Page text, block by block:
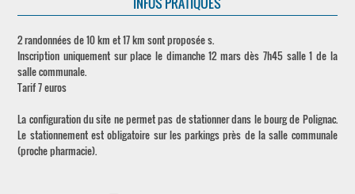
2 randonnées de 10 km et 17 km sont proposée s.
Inscription uniquement sur place le dimanche 12 mars dès 7h45 salle 1 de la
salle communale.
Tarif 7 euros
La configuration du site ne permet pas de stationner dans le bourg de Polignac.
Le stationnement est obligatoire sur les parkings près de la salle communale
(proche pharmacie).